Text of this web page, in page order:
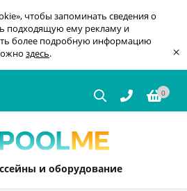
чтобы запоминать сведения о
подходящую ему рекламу и
более подробную информацию
здесь. ×
0
и оборудование